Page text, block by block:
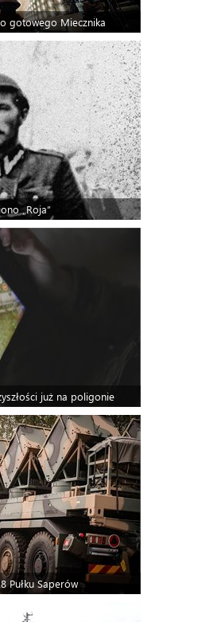
gotowego Miecznika
„Roja”
już na poligonie
Pułku Saperów